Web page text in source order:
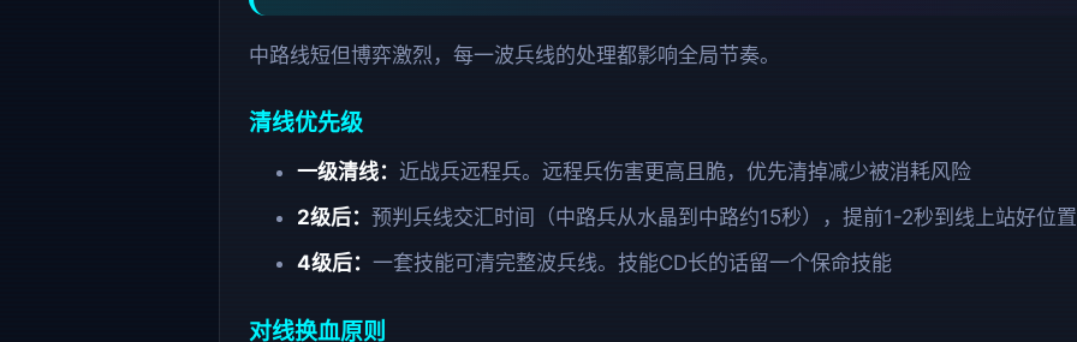
中路线短但博弈激烈，每一波兵线的处理都影响全局节奏。
清线优先级
一级清线： 近战兵远程兵。远程兵伤害更高且脆，优先清掉减少被消耗风险
2级后： 预判兵线交汇时间（中路兵从水晶到中路约15秒），提前1-2秒到线上站好位置
4级后： 一套技能可清完整波兵线。技能CD长的话留一个保命技能
对线换血原则